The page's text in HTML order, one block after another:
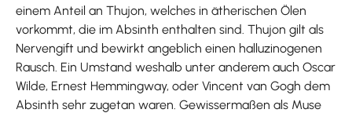
einem Anteil an Thujon, welches in ätherischen Ölen
vorkommt, die im Absinth enthalten sind. Thujon gilt als
Nervengift und bewirkt angeblich einen halluzinogenen
Rausch. Ein Umstand weshalb unter anderem auch Oscar
Wilde, Ernest Hemmingway, oder Vincent van Gogh dem
Absinth sehr zugetan waren. Gewissermaßen als Muse